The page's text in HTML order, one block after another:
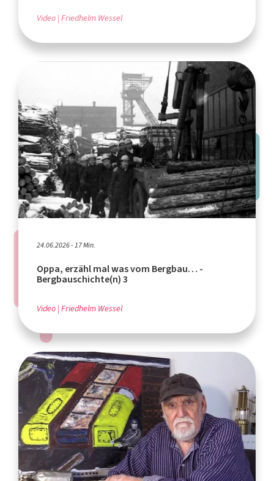
Video Friedhelm Wessel
24.06.2026 - 17 Min.
Oppa, erzähl mal was vom Bergbau… -
Bergbauschichte(n) 3
Video Friedhelm Wessel